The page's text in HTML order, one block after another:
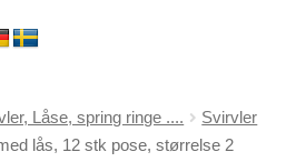
Låse, spring ringe ....
Svirvler
lås, 12 stk pose, størrelse 2